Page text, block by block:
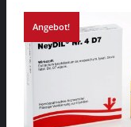
Angebot!